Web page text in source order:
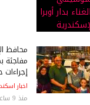
محافظ
مفاجئة
اخبار
منذ 9 ساعات